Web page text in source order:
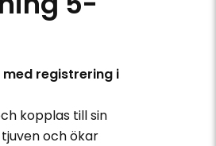
registrering i
kopplas till sin
och ökar